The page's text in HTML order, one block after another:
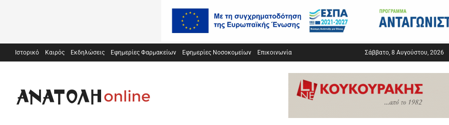
Ιστορικό Καιρός Εκδηλώσεις Εφημερίες Φαρμακείων Εφημερίες Νοσοκομείων Επικοινωνία Σάββατο, 8 Αυγούστου, 2026